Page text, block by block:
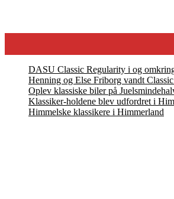
DASU Classic Regularity i og
Henning og Else Friborg vandt
Oplev klassiske biler på
Klassiker-holdene blev udfordret i
Himmelske klassikere i Himmerland